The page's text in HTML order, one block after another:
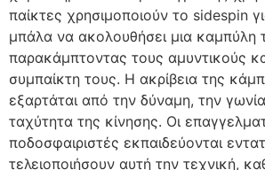
παίκτες χρησιμοποιούν το sidespin
μπάλα να ακολουθήσει μια καμπύλη
παρακάμπτοντας τους αμυντικούς
συμπαίκτη τους. Η ακρίβεια της
εξαρτάται από την δύναμη, την
ταχύτητα της κίνησης. Οι
ποδοσφαιριστές εκπαιδεύονται
τελειοποιήσουν αυτή την τεχνική,